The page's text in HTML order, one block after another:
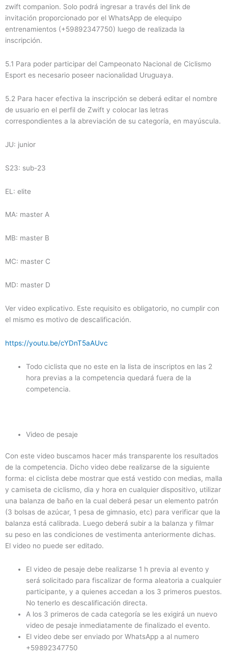
zwift companion. Solo podrá ingresar a través del link de
invitación proporcionado por el WhatsApp de elequipo
entrenamientos (+59892347750) luego de realizada la
inscripción.
5.1 Para poder participar del Campeonato Nacional de Ciclismo
Esport es necesario poseer nacionalidad Uruguaya.
5.2 Para hacer efectiva la inscripción se deberá editar el nombre
de usuario en el perfil de Zwift y colocar las letras
correspondientes a la abreviación de su categoría, en mayúscula.
JU: junior
S23: sub-23
EL: elite
MA: master A
MB: master B
MC: master C
MD: master D
Ver video explicativo. Este requisito es obligatorio, no cumplir con
el mismo es motivo de descalificación.
https://youtu.be/cYDnT5aAUvc
Todo ciclista que no este en la lista de inscriptos en las 2
hora previas a la competencia quedará fuera de la
competencia.
Video de pesaje
Con este video buscamos hacer más transparente los resultados
de la competencia. Dicho video debe realizarse de la siguiente
forma: el ciclista debe mostrar que está vestido con medias, malla
y camiseta de ciclismo, dia y hora en cualquier dispositivo, utilizar
una balanza de baño en la cual deberá pesar un elemento patrón
(3 bolsas de azúcar, 1 pesa de gimnasio, etc) para verificar que la
balanza está calibrada. Luego deberá subir a la balanza y filmar
su peso en las condiciones de vestimenta anteriormente dichas.
El video no puede ser editado.
El video de pesaje debe realizarse 1 h previa al evento y
será solicitado para fiscalizar de forma aleatoria a cualquier
participante, y a quienes accedan a los 3 primeros puestos.
No tenerlo es descalificación directa.
A los 3 primeros de cada categoría se les exigirá un nuevo
video de pesaje inmediatamente de finalizado el evento.
El video debe ser enviado por WhatsApp a al numero
+59892347750